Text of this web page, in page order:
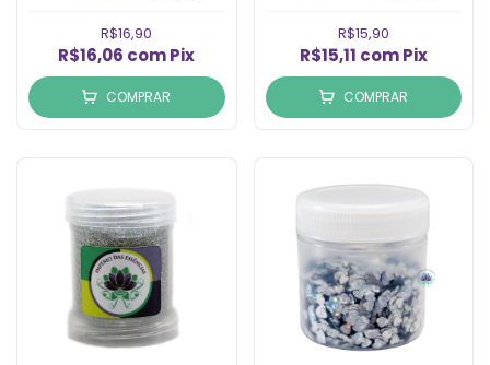
R$16,90
R$16,06 comPix
COMPRAR
R$15,90
R$15,11 com Pix
COMPRAR